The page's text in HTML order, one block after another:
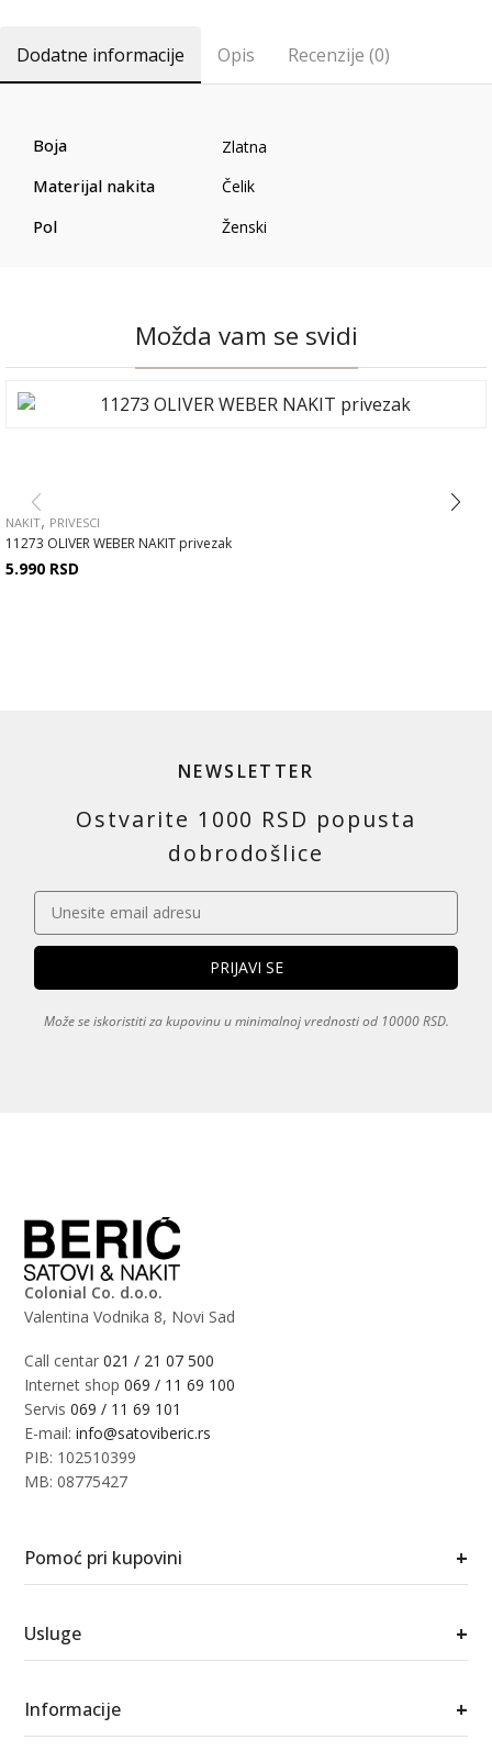
Dodatne informacije Opis Recenzije (0)
Boja Zlatna
Materijal nakita Čelik
Pol Ženski
Možda vam se svidi
NAKIT, PRIVESCI
11273 OLIVER WEBER NAKIT privezak
5.990 RSD
NEWSLETTER
Ostvarite 1000 RSD popusta
dobrodošlice
Može se iskoristiti za kupovinu u minimalnoj vrednosti od 10000 RSD.
Colonial Co. d.o.o.
Valentina Vodnika 8, Novi Sad
Call centar021 / 21 07 500
Internet shop069 / 11 69 100
Servis069 / 11 69 101
E-mail:info@satoviberic.rs
PIB: 102510399
MB: 08775427
Pomoć pri kupovini +
Usluge +
Informacije +